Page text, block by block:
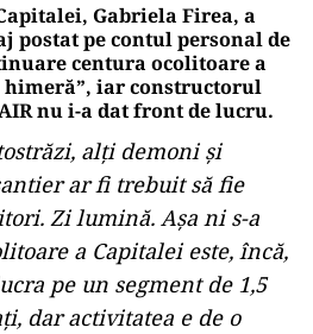
Gabriela Firea, a
postat pe contul personal de
centura ocolitoare a
himeră”, iar constructorul
nu i-a dat front de lucru.
alţi demoni şi
ar fi trebuit să fie
Zi lumină. Aşa ni s-a
a Capitalei este, încă,
pe un segment de 1,5
dar activitatea e de o